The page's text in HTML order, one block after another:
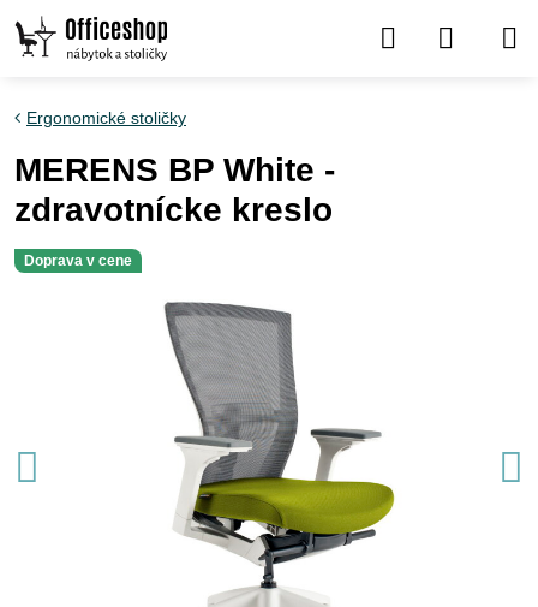
Doprava v cene
Ergonomické stoličky
MERENS BP White -
zdravotnícke kreslo